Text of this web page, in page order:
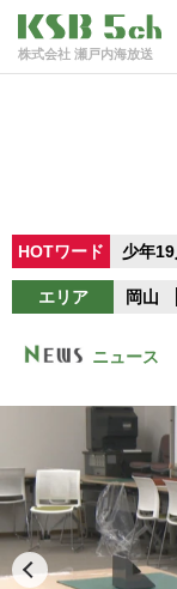
株式会社 瀬戸内海放送
HOTワード 少年
エリア 岡山
ニュース